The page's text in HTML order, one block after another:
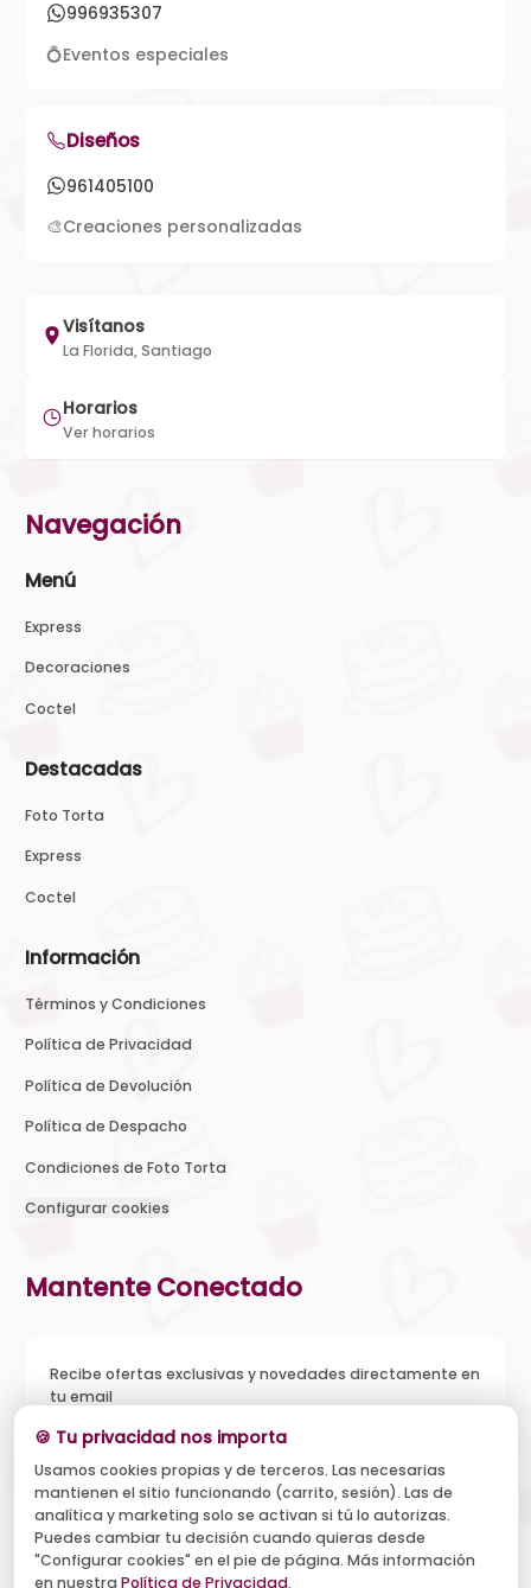
996935307
💍Eventos especiales
Diseños
961405100
🎨Creaciones personalizadas
Visítanos
La Florida, Santiago
Horarios
Ver horarios
Navegación
Menú
Express
Decoraciones
Coctel
Destacadas
Foto Torta
Express
Coctel
Información
Términos y Condiciones
Política de Privacidad
Política de Devolución
Política de Despacho
Condiciones de Foto Torta
Configurar cookies
Mantente Conectado
Recibe ofertas exclusivas y novedades directamente en
tu email
Acepto recibir novedades y ofertas, y el tratamiento de mi
email según la Política de Privacidad . Puedo darme de baja
cuando quiera.
Suscribirse
🍪 Tu privacidad nos importa
Usamos cookies propias y de terceros. Las necesarias
mantienen el sitio funcionando (carrito, sesión). Las de
analítica y marketing solo se activan si tú lo autorizas.
Puedes cambiar tu decisión cuando quieras desde
"Configurar cookies" en el pie de página. Más información
en nuestra Política de Privacidad.